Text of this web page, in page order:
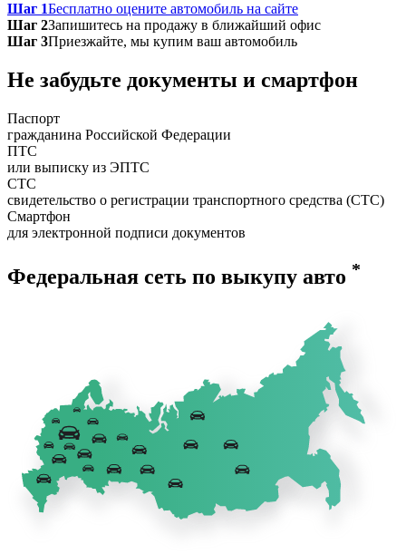
Шаг 1Бесплатно оцените автомобиль на сайте
Шаг 2Запишитесь на продажу в ближайший офис
Шаг 3Приезжайте, мы купим ваш автомобиль
Не забудьте документы и смартфон
Паспорт
гражданина Российской Федерации
ПТС
или выписку из ЭПТС
СТС
свидетельство о регистрации транспортного средства (СТС)
Смартфон
для электронной подписи документов
Федеральная сеть по выкупу авто *